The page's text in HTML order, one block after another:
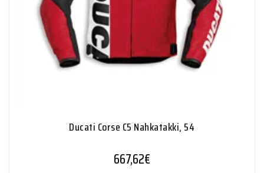
Ducati Corse C5 Nahkatakki, 54
667,62€